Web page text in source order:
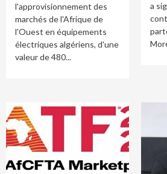
l'approvisionnement des
marchés de l'Afrique de
l'Ouest en équipements
électriques algériens, d'une
valeur de 480...
a